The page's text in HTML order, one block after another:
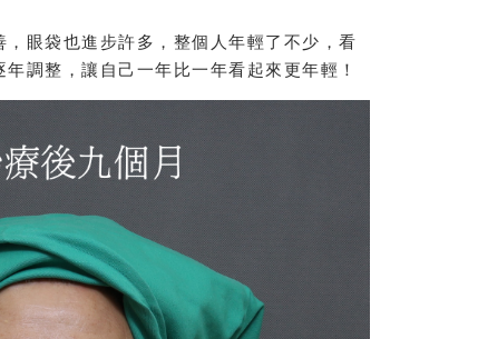
眼袋也進步許多，整個人年輕了不少，看
調整，讓自己一年比一年看起來更年輕！